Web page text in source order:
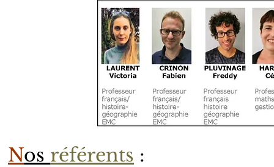
Nos référents :